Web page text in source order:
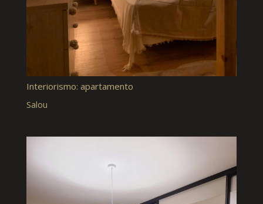
Interiorismo: apartamento
Salou